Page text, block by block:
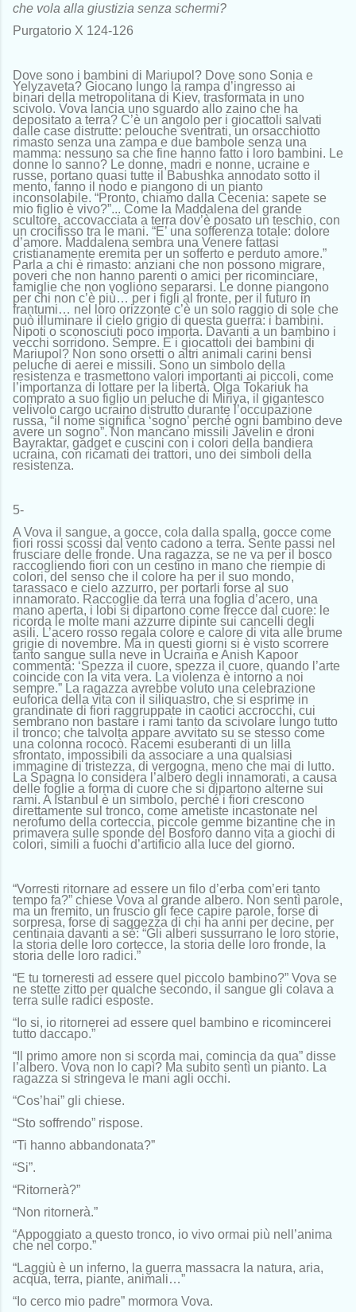
che vola alla giustizia senza schermi?
Purgatorio X 124-126
Dove sono i bambini di Mariupol? Dove sono Sonia e
Yelyzaveta? Giocano lungo la rampa d’ingresso ai
binari della metropolitana di Kiev, trasformata in uno
scivolo. Vova lancia uno sguardo allo zaino che ha
depositato a terra? C’è un angolo per i giocattoli salvati
dalle case distrutte: pelouche sventrati, un orsacchiotto
rimasto senza una zampa e due bambole senza una
mamma: nessuno sa che fine hanno fatto i loro bambini. Le
donne lo sanno? Le donne, madri e nonne, ucraine e
russe, portano quasi tutte il Babushka annodato sotto il
mento, fanno il nodo e piangono di un pianto
inconsolabile. “Pronto, chiamo dalla Cecenia: sapete se
mio figlio è vivo?”... Come la Maddalena del grande
scultore, accovacciata a terra dov’è posato un teschio, con
un crocifisso tra le mani. “E’ una sofferenza totale: dolore
d’amore. Maddalena sembra una Venere fattasi
cristianamente eremita per un sofferto e perduto amore.”
Parla a chi è rimasto: anziani che non possono migrare,
poveri che non hanno parenti o amici per ricominciare,
famiglie che non vogliono separarsi. Le donne piangono
per chi non c’è più… per i figli al fronte, per il futuro in
frantumi… nel loro orizzonte c’è un solo raggio di sole che
può illuminare il cielo grigio di questa guerra: i bambini.
Nipoti o sconosciuti poco importa. Davanti a un bambino i
vecchi sorridono. Sempre. E i giocattoli dei bambini di
Mariupol? Non sono orsetti o altri animali carini bensì
peluche di aerei e missili. Sono un simbolo della
resistenza e trasmettono valori importanti ai piccoli, come
l’importanza di lottare per la libertà. Olga Tokariuk ha
comprato a suo figlio un peluche di Miriya, il gigantesco
velivolo cargo ucraino distrutto durante l’occupazione
russa, “il nome significa ‘sogno’ perché ogni bambino deve
avere un sogno”. Non mancano missili Javelin e droni
Bayraktar, gadget e cuscini con i colori della bandiera
ucraina, con ricamati dei trattori, uno dei simboli della
resistenza.
5-
A Vova il sangue, a gocce, cola dalla spalla, gocce come
fiori rossi scossi dal vento cadono a terra. Sente passi nel
frusciare delle fronde. Una ragazza, se ne va per il bosco
raccogliendo fiori con un cestino in mano che riempie di
colori, del senso che il colore ha per il suo mondo,
tarassaco e cielo azzurro, per portarli forse al suo
innamorato. Raccoglie da terra una foglia d’acero, una
mano aperta, i lobi si dipartono come frecce dal cuore: le
ricorda le molte mani azzurre dipinte sui cancelli degli
asili. L’acero rosso regala colore e calore di vita alle brume
grigie di novembre. Ma in questi giorni si è visto scorrere
tanto sangue sulla neve in Ucraina e Anish Kapoor
commenta: ‘Spezza il cuore, spezza il cuore, quando l’arte
coincide con la vita vera. La violenza è intorno a noi
sempre.” La ragazza avrebbe voluto una celebrazione
euforica della vita con il siliquastro, che si esprime in
grandinate di fiori raggruppate in caotici accrocchi, cui
sembrano non bastare i rami tanto da scivolare lungo tutto
il tronco; che talvolta appare avvitato su se stesso come
una colonna rococò. Racemi esuberanti di un lilla
sfrontato, impossibili da associare a una qualsiasi
immagine di tristezza, di vergogna, meno che mai di lutto.
La Spagna lo considera l’albero degli innamorati, a causa
delle foglie a forma di cuore che si dipartono alterne sui
rami. A Istanbul è un simbolo, perché i fiori crescono
direttamente sul tronco, come ametiste incastonate nel
nerofumo della corteccia, piccole gemme bizantine che in
primavera sulle sponde del Bosforo danno vita a giochi di
colori, simili a fuochi d’artificio alla luce del giorno.
“Vorresti ritornare ad essere un filo d’erba com’eri tanto
tempo fa?” chiese Vova al grande albero. Non sentì parole,
ma un fremito, un fruscio gli fece capire parole, forse di
sorpresa, forse di saggezza di chi ha anni per decine, per
centinaia davanti a sé: “Gli alberi sussurrano le loro storie,
la storia delle loro cortecce, la storia delle loro fronde, la
storia delle loro radici.”
“E tu torneresti ad essere quel piccolo bambino?” Vova se
ne stette zitto per qualche secondo, il sangue gli colava a
terra sulle radici esposte.
“Io si, io ritornerei ad essere quel bambino e ricomincerei
tutto daccapo.”
“Il primo amore non si scorda mai, comincia da qua” disse
l’albero. Vova non lo capì? Ma subito sentì un pianto. La
ragazza si stringeva le mani agli occhi.
“Cos’hai” gli chiese.
“Sto soffrendo” rispose.
“Ti hanno abbandonata?”
“Si”.
“Ritornerà?”
“Non ritornerà.”
“Appoggiato a questo tronco, io vivo ormai più nell’anima
che nel corpo.”
“Laggiù è un inferno, la guerra massacra la natura, aria,
acqua, terra, piante, animali…”
“Io cerco mio padre” mormora Vova.